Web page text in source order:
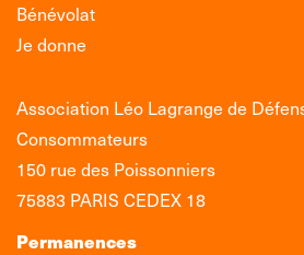
Bénévolat
Je donne
Association Léo Lagrange de
Consommateurs
150 rue des Poissonniers
75883 PARIS CEDEX 18
Permanences